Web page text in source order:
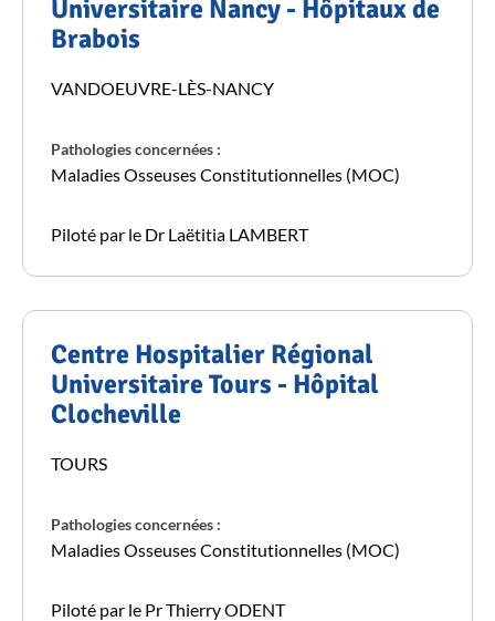
Universitaire Nancy - Hôpitaux de
Brabois
VANDOEUVRE-LÈS-NANCY
Pathologies concernées :
Maladies Osseuses Constitutionnelles (MOC)
Piloté par le Dr Laëtitia LAMBERT
Centre Hospitalier Régional
Universitaire Tours - Hôpital
Clocheville
TOURS
Pathologies concernées :
Maladies Osseuses Constitutionnelles (MOC)
Piloté par le Pr Thierry ODENT